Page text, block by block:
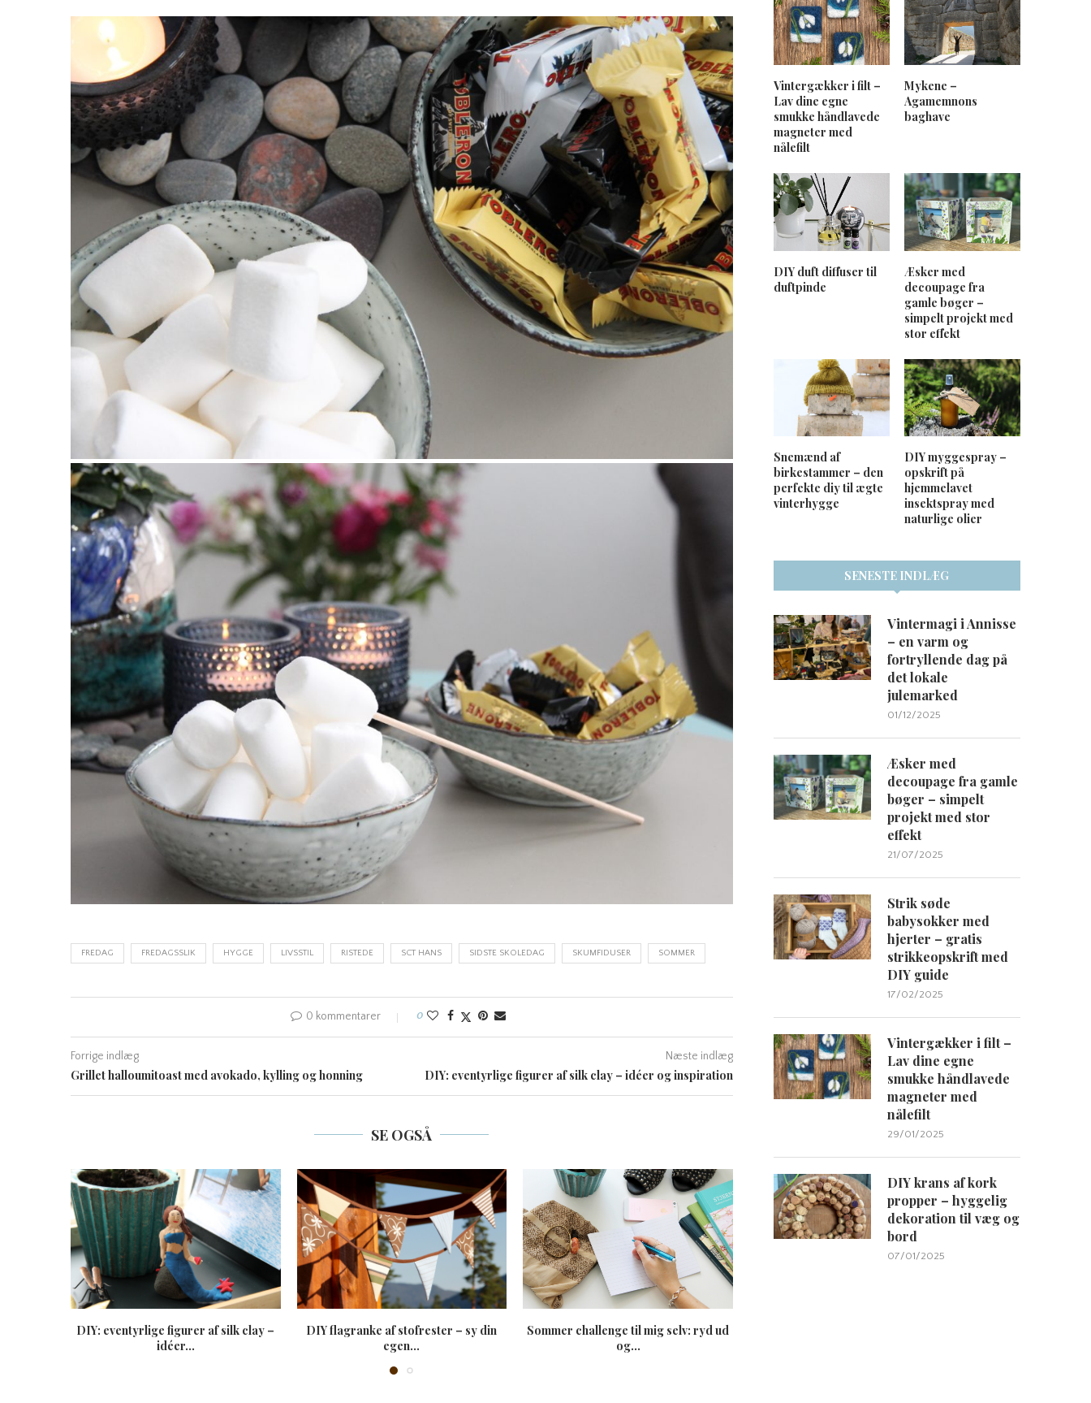
FREDAG FREDAGSSLIK HYGGE LIVSSTIL RISTEDE SCT HANS SIDSTE SKOLEDAG SKUMFIDUSER SOMMER
0 kommentarer 0
Forrige indlæg
Grillet halloumitoast med avokado, kylling og honning
Næste indlæg
DIY: eventyrlige figurer af silk clay – idéer og inspiration
SE OGSÅ
DIY: eventyrlige figurer af silk clay –
idéer...
DIY flagranke af stofrester – sy din
egen...
Sommer challenge til mig selv: ryd ud
og...
Vintergækker i filt –
Lav dine egne
smukke håndlavede
magneter med
nålefilt
Mykene –
Agamemnons
baghave
DIY duft diffuser til
duftpinde
Æsker med
decoupage fra
gamle bøger –
simpelt projekt med
stor effekt
Snemænd af
birkestammer – den
perfekte diy til ægte
vinterhygge
DIY myggespray –
opskrift på
hjemmelavet
insektspray med
naturlige olier
SENESTE INDLÆG
Vintermagi i Annisse
– en varm og
fortryllende dag på
det lokale
julemarked
01/12/2025
Æsker med
decoupage fra gamle
bøger – simpelt
projekt med stor
effekt
21/07/2025
Strik søde
babysokker med
hjerter – gratis
strikkeopskrift med
DIY guide
17/02/2025
Vintergækker i filt –
Lav dine egne
smukke håndlavede
magneter med
nålefilt
29/01/2025
DIY krans af kork
propper – hyggelig
dekoration til væg og
bord
07/01/2025